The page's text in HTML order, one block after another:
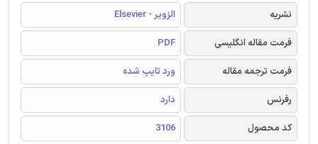
نشریه
الزویر - Elsevier
فرمت مقاله انگلیسی
PDF
فرمت ترجمه مقاله
ورد تایپ شده
رفرنس
دارد
کد محصول
3106